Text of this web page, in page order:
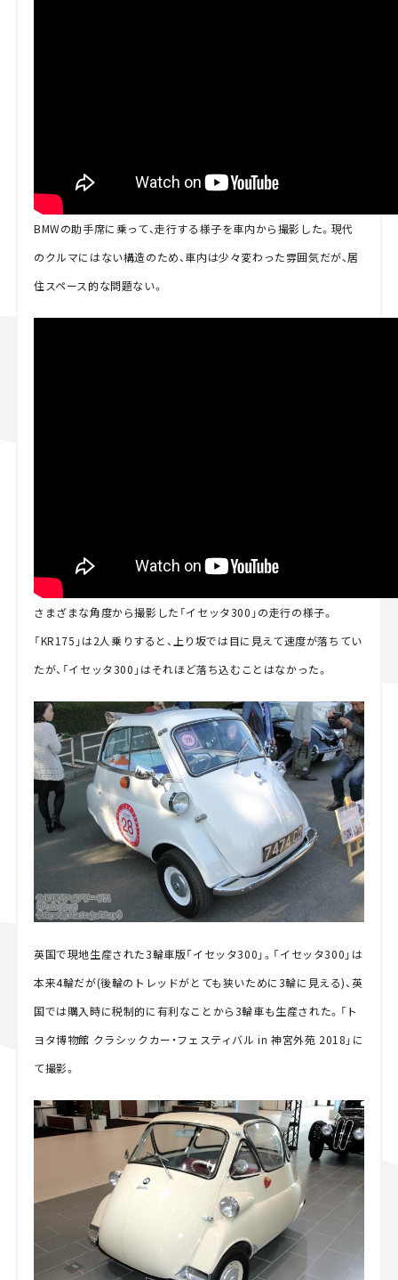
BMWの助手席に乗って、走行する様子を車内から撮影した。現代
のクルマにはない構造のため、車内は少々変わった雰囲気だが、居
住スペース的な問題ない。
さまざまな角度から撮影した「イセッタ300」の走行の様子。
「KR175」は2人乗りすると、上り坂では目に見えて速度が落ちてい
たが、「イセッタ300」はそれほど落ち込むことはなかった。
英国で現地生産された3輪車版「イセッタ300」。「イセッタ300」は
本来4輪だが(後輪のトレッドがとても狭いために3輪に見える)、英
国では購入時に税制的に有利なことから3輪車も生産された。「ト
ヨタ博物館 クラシックカー・フェスティバル in 神宮外苑 2018」に
て撮影。